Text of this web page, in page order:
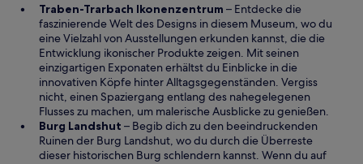
ö
f
f
n
e
t
Traben-Trarbach Ikonenzentrum W
i
r
d
i
n
e
i
n
e
m
– Entdecke die
faszinierende Welt des Designs in diesem Museum, wo du
eine Vielzahl von Ausstellungen erkunden kannst, die die
Entwicklung ikonischer Produkte zeigen. Mit seinen
einzigartigen Exponaten erhältst du Einblicke in die
innovativen Köpfe hinter Alltagsgegenständen. Vergiss
nicht, einen Spaziergang entlang des nahegelegenen
Flusses zu machen, um malerische Ausblicke zu genießen.
Burg Landshut – Begib dich zu den beeindruckenden
Ruinen der Burg Landshut, wo du durch die Überreste
dieser historischen Burg schlendern kannst. Wenn du auf